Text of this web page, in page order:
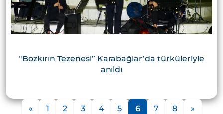
“Bozkırın Tezenesi” Karabağlar’da türküleriyle
anıldı
« 1 2 3 4 5 6 7 8 »